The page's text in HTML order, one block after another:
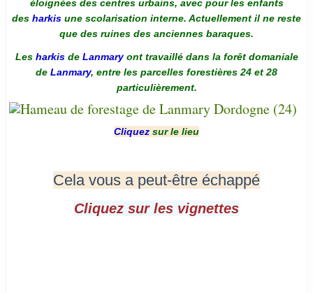
éloignées des centres urbains, avec pour les enfants
des harkis une scolarisation interne. Actuellement il ne reste
que des ruines des anciennes baraques.
Les harkis de Lanmaryont travaillé dans la forêt domaniale
de Lanmary, entre les parcelles forestières 24 et 28
particulièrement.
Cliquez sur le lieu
Cela vous a peut-être échappé
Cliquez sur les vignettes